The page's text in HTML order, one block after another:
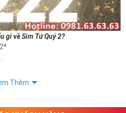
gì về Sim Tứ Quý 2?
Thêm